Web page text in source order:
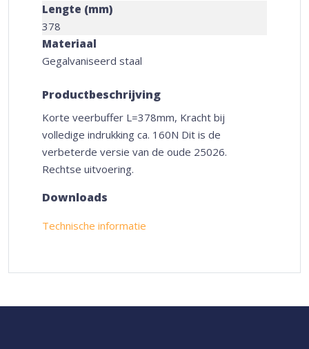
Lengte (mm)
378
Materiaal
Gegalvaniseerd staal
Productbeschrijving
Korte veerbuffer L=378mm, Kracht bij
volledige indrukking ca. 160N Dit is de
verbeterde versie van de oude 25026.
Rechtse uitvoering.
Downloads
Technische informatie